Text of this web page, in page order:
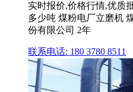
实时报价,价格行情,优质
多少吨 煤粉电厂立磨机
份有限公司 2年
联系电话: 180 3780 8511